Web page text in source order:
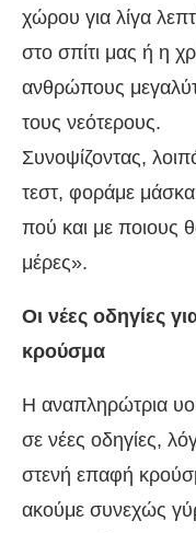
χώρου για λίγα
στο σπίτι μας ή η
ανθρώπους
τους νεότερους.
Συνοψίζοντας,
τεστ, φοράμε μάσκα
πού και με ποιους
μέρες».
Οι νέες οδηγίες
κρούσμα
Η αναπληρώτρια
σε νέες οδηγίες,
στενή επαφή
ακούμε συνεχώς